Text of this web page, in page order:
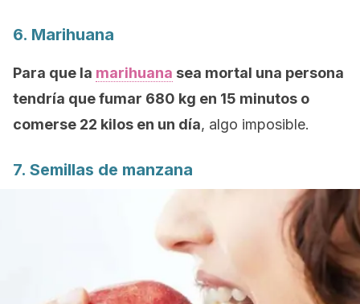
6. Marihuana
Para que la marihuana sea mortal una persona
tendría que fumar 680 kg en 15 minutos o
comerse 22 kilos en un día, algo imposible.
7. Semillas de manzana